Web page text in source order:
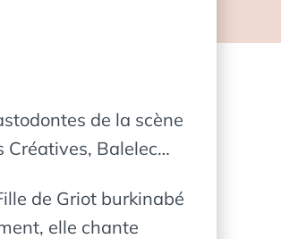
de la scène
Créatives, Balelec…
de Griot burkinabé
elle chante